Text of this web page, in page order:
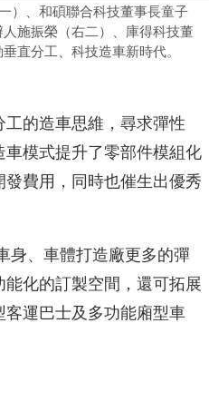
）、和碩聯合科技董事長童子
施振榮（右二）、庫得科技董
直分工、科技造車新時代。
的造車思維，尋求彈性
模式提升了零部件模組化
費用，同時也催生出優秀
身、車體打造廠更多的彈
化的訂製空間，還可拓展
運巴士及多功能廂型車